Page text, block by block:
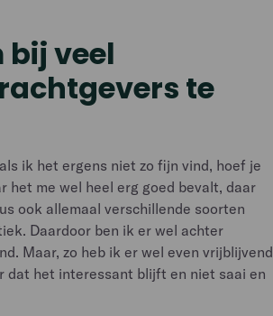
bij veel
te
ik het ergens niet zo fijn vind, hoef je
het me wel heel erg goed bevalt, daar
ook allemaal verschillende soorten
Daardoor ben ik er wel achter
Maar, zo heb ik er wel even vrijblijvend
dat het interessant blijft en niet saai en